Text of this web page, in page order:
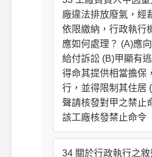
廠違法排放廢氣，經
依限繳納，行政執行
應如何處理？ (A)應
給付訴訟 (B)甲顯有
得命其提供相當擔保
行，並得限制其住居
聲請核發對甲之禁止
該工廠核發禁止命令
34 關於行政執行之